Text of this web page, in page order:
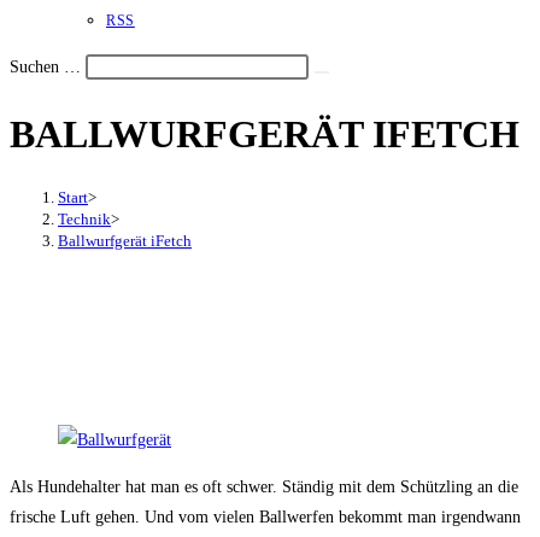
RSS
Suchen …
den
BALLWURFGERÄT IFETCH
Start>
Technik>
Ballwurfgerät iFetch
Als Hundehalter hat man es oft schwer. Ständig mit dem Schützling an die
frische Luft gehen. Und vom vielen Ballwerfen bekommt man irgendwann